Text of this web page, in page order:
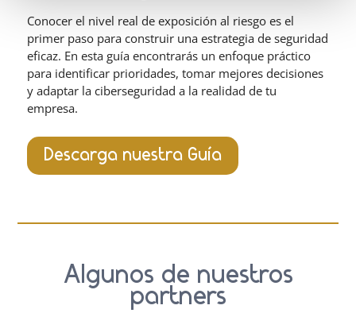
Conocer el nivel real de exposición al riesgo es el
primer paso para construir una estrategia de seguridad
eficaz. En esta guía encontrarás un enfoque práctico
para identificar prioridades, tomar mejores decisiones
y adaptar la ciberseguridad a la realidad de tu
empresa.
Descarga nuestra Guía
Algunos de nuestros
partners